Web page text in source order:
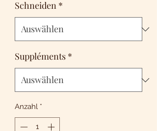
Schneiden *
Suppléments *
Anzahl *